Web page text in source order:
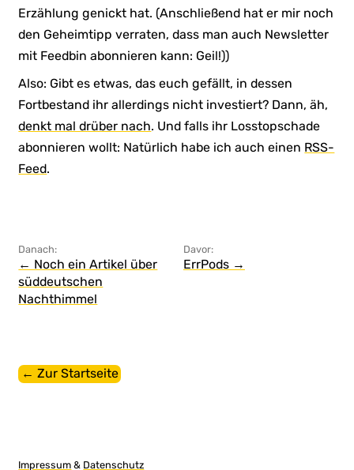
Erzählung genickt hat. (Anschließend hat er mir noch
den Geheimtipp verraten, dass man auch Newsletter
mit Feedbin abonnieren kann: Geil!))
Also: Gibt es etwas, das euch gefällt, in dessen
Fortbestand ihr allerdings nicht investiert? Dann, äh,
denkt mal drüber nach. Und falls ihr Losstopschade
abonnieren wollt: Natürlich habe ich auch einen RSS-
Feed.
Danach:
← Noch ein Artikel über
süddeutschen
Nachthimmel
Davor:
ErrPods →
← Zur Startseite
Impressum & Datenschutz